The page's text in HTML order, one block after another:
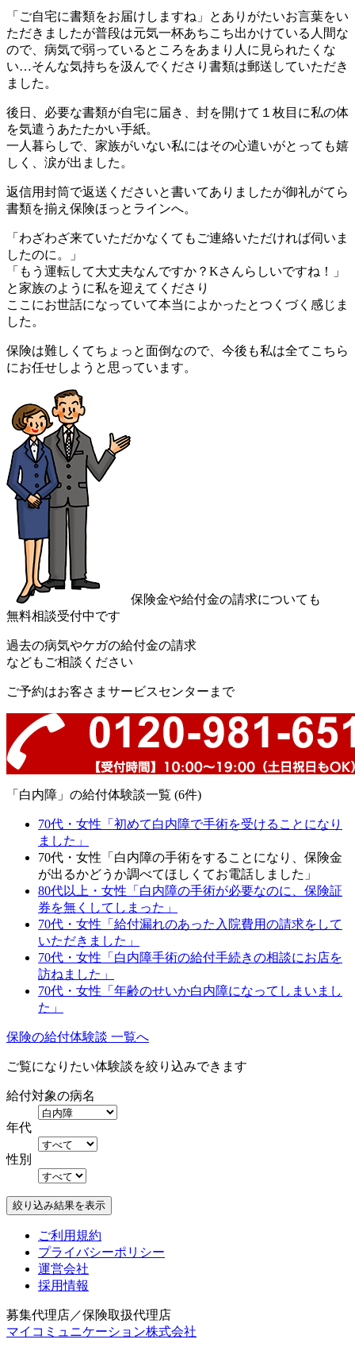
「ご自宅に書類をお届けしますね」とありがたいお言葉をい
ただきましたが普段は元気一杯あちこち出かけている人間な
ので、病気で弱っているところをあまり人に見られたくな
い…そんな気持ちを汲んでくださり書類は郵送していただき
ました。
後日、必要な書類が自宅に届き、封を開けて１枚目に私の体
を気遣うあたたかい手紙。
一人暮らしで、家族がいない私にはその心遣いがとっても嬉
しく、涙が出ました。
返信用封筒で返送くださいと書いてありましたが御礼がてら
書類を揃え保険ほっとラインへ。
「わざわざ来ていただかなくてもご連絡いただければ伺いま
したのに。」
「もう運転して大丈夫なんですか？Kさんらしいですね！」
と家族のように私を迎えてくださり
ここにお世話になっていて本当によかったとつくづく感じま
した。
保険は難しくてちょっと面倒なので、今後も私は全てこちら
にお任せしようと思っています。
保険金や給付金の請求についても
無料相談受付中です
過去の病気やケガの給付金の請求
などもご相談ください
ご予約はお客さまサービスセンターまで
「白内障」の給付体験談一覧 (6件)
70代・女性「初めて白内障で手術を受けることになり
ました」
70代・女性「白内障の手術をすることになり、保険金
が出るかどうか調べてほしくてお電話しました」
80代以上・女性「白内障の手術が必要なのに、保険証
券を無くしてしまった」
70代・女性「給付漏れのあった入院費用の請求をして
いただきました」
70代・女性「白内障手術の給付手続きの相談にお店を
訪ねました」
70代・女性「年齢のせいか白内障になってしまいまし
た」
保険の給付体験談 一覧へ
ご覧になりたい体験談を絞り込みできます
給付対象の病名
年代
性別
ご利用規約
プライバシーポリシー
運営会社
採用情報
募集代理店／保険取扱代理店
マイコミュニケーション株式会社